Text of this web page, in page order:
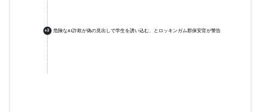
+3 危険なAI詐欺が偽の見出しで学生を誘い込む、とロッキンガム郡保安官が警告